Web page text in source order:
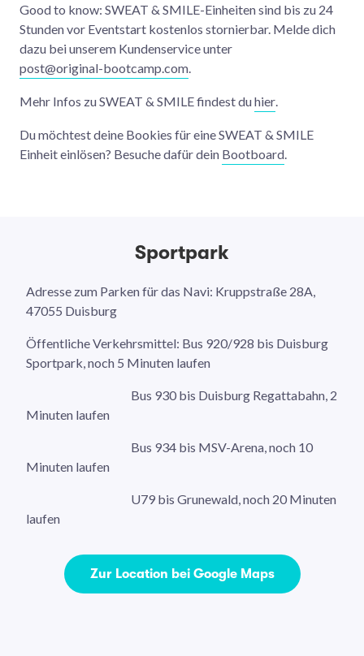
Good to know: SWEAT & SMILE-Einheiten sind bis zu 24
Stunden vor Eventstart kostenlos stornierbar. Melde dich
dazu bei unserem Kundenservice unter
post@original-bootcamp.com
Mehr Infos zu SWEAT & SMILE findest duhier
Du möchtest deine Bookies für eine SWEAT & SMILE
Einheit einlösen? Besuche dafür dein Bootboard
Sportpark
Adresse zum Parken für das Navi: Kruppstraße 28A,
47055 Duisburg
Öffentliche Verkehrsmittel: Bus 920/928 bis Duisburg
Sportpark, noch 5 Minuten laufen
Bus 930 bis Duisburg Regattabahn, 2
Minuten laufen
Bus 934 bis MSV-Arena, noch 10
Minuten laufen
U79 bis Grunewald, noch 20 Minuten
laufen
Zur Location bei Google Maps